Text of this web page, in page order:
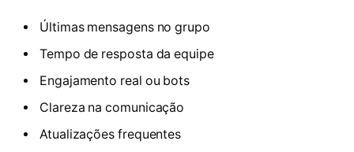
Últimas mensagens no grupo
Tempo de resposta da equipe
Engajamento real ou bots
Clareza na comunicação
Atualizações frequentes